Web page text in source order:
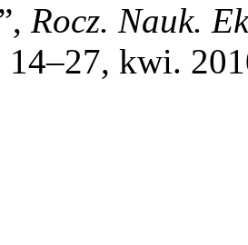
Rocz. Nauk.
14–27, kwi.